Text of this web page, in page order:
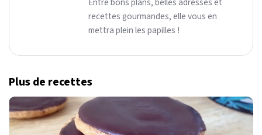
recettes gourmandes, elle vous en
mettra plein les papilles !
Plus de recettes